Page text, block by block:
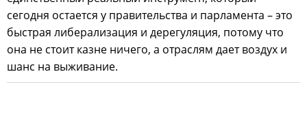
сегодня остается у правительства и парламента – это
быстрая либерализация и дерегуляция, потому что
она не стоит казне ничего, а отраслям дает воздух и
шанс на выживание.